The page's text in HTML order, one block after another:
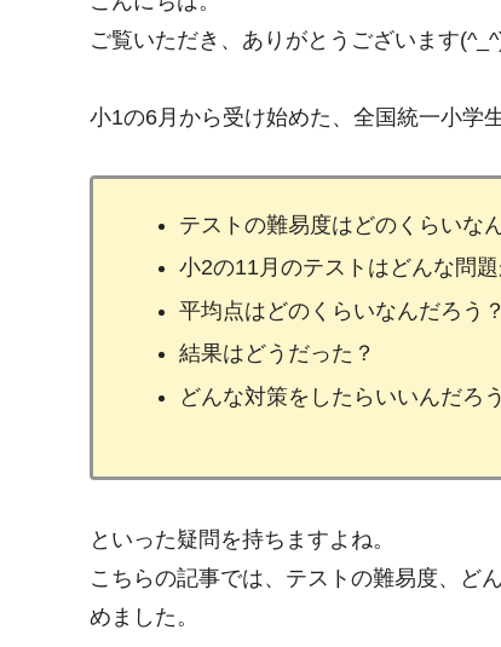
ご覧いただき、ありがとうございます
小1の6月から受け始めた、全国統一小学
テストの難易度はどのくらいな
小2の11月のテストはどんな問
平均点はどのくらいなんだろう？
結果はどうだった？
どんな対策をしたらいいんだろ
といった疑問を持ちますよね。
こちらの記事では、テストの難易度、ど
めました。